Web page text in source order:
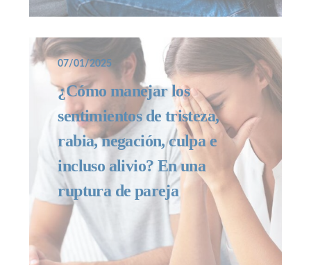
07/01/2025
¿Cómo manejar los
sentimientos de tristeza,
rabia, negación, culpa e
incluso alivio? En una
ruptura de pareja